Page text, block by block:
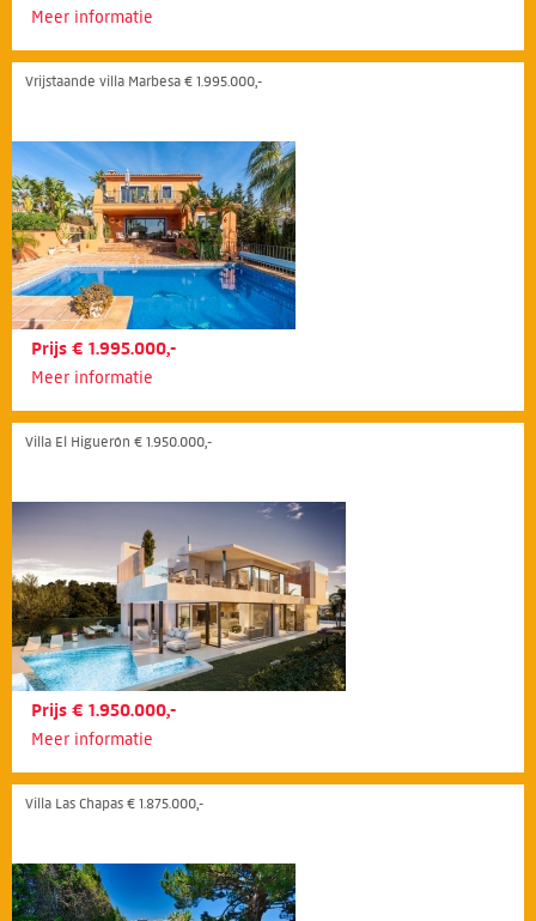
Meer informatie
Vrijstaande villa Marbesa € 1.995.000,-
Prijs € 1.995.000,-
Meer informatie
Villa El Higuerón € 1.950.000,-
Prijs € 1.950.000,-
Meer informatie
Villa Las Chapas € 1.875.000,-